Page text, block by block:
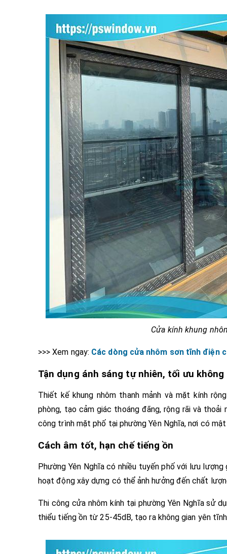
Cửa kính khung
>>> Xem ngay: Các dòng cửa nhôm sơn tĩnh điện
Tận dụng ánh sáng tự nhiên, tối ưu
Thiết kế khung nhôm thanh mảnh và mặt kính
phòng, tạo cảm giác thoáng đãng, rộng rãi và
công trình mặt phố tại phường Yên Nghĩa, nơi có
Cách âm tốt, hạn chế tiếng ồn
Phường Yên Nghĩa có nhiều tuyến phố với lưu
hoạt động xây dựng có thể ảnh hưởng đến chất
Thi công cửa nhôm kính tại phường Yên Nghĩa sử
thiểu tiếng ồn từ 25-45dB, tạo ra không gian yên